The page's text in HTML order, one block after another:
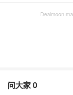
Dealmoon
问大家0